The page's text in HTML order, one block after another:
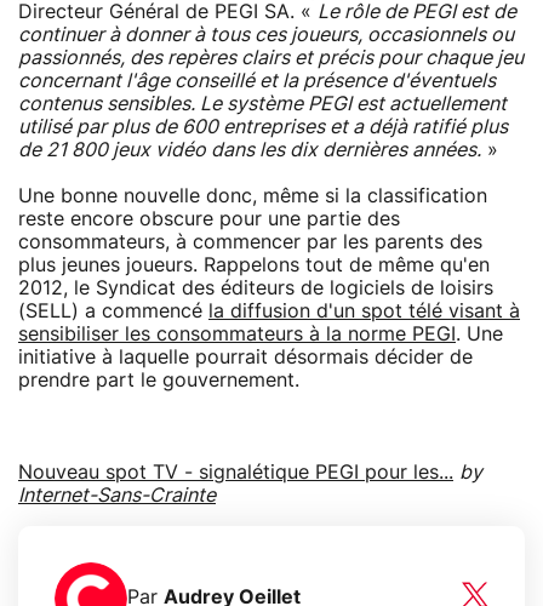
Directeur Général de PEGI SA. « Le rôle de PEGI est de
continuer à donner à tous ces joueurs, occasionnels ou
passionnés, des repères clairs et précis pour chaque jeu
concernant l'âge conseillé et la présence d'éventuels
contenus sensibles. Le système PEGI est actuellement
utilisé par plus de 600 entreprises et a déjà ratifié plus
de 21 800 jeux vidéo dans les dix dernières années. »
Une bonne nouvelle donc, même si la classification
reste encore obscure pour une partie des
consommateurs, à commencer par les parents des
plus jeunes joueurs. Rappelons tout de même qu'en
2012, le Syndicat des éditeurs de logiciels de loisirs
(SELL) a commencé la diffusion d'un spot télé visant à
sensibiliser les consommateurs à la norme PEGI . Une
initiative à laquelle pourrait désormais décider de
prendre part le gouvernement.
Nouveau spot TV - signalétique PEGI pour les... by
Internet-Sans-Crainte
Par Audrey Oeillet